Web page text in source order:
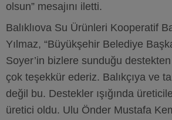
olsun” mesajını iletti.
Balıklıova Su Ürünleri Kooperatif
Yılmaz, “Büyükşehir Belediye
Soyer’in bizlere sunduğu
çok teşekkür ederiz. Balıkçıya ve
değil bu. Destekler ışığında
üretici oldu. Ulu Önder Mustafa